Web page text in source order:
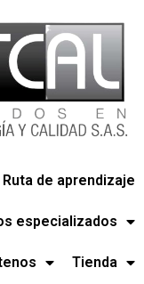
Ruta de aprendizaje
especializados
Tienda